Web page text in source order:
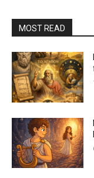
MOST READ